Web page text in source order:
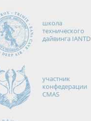
школа
технического
дайвинга IANTD
участник
конфедерации
CMAS